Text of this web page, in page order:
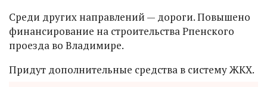
Среди других направлений — дороги. Повышено
финансирование на строительства Рпенского
проезда во Владимире.
Придут дополнительные средства в систему ЖКХ.